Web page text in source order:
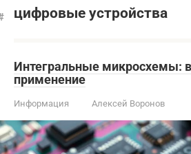
цифровые устройства
Интегральные микросхемы:
применение
Информация Алексей Воронов